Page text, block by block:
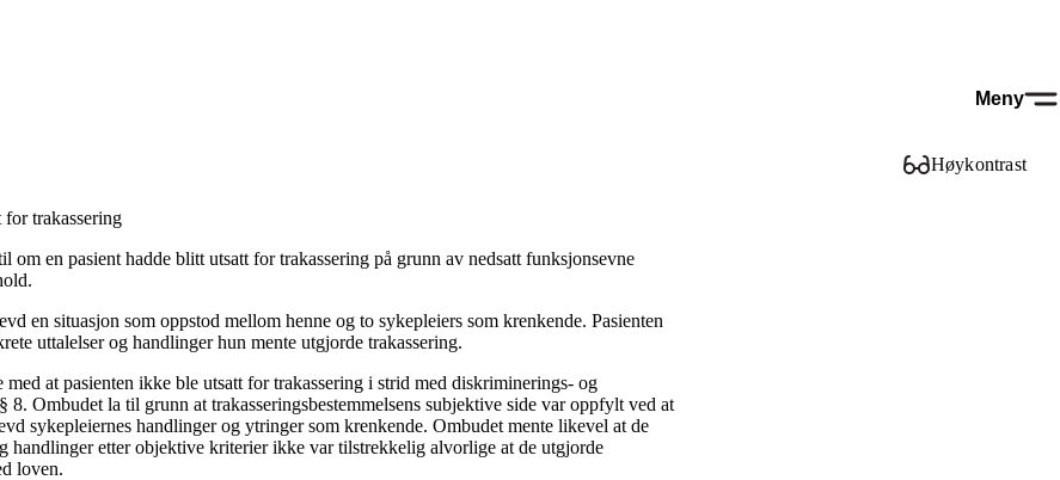
Meny
Høykontrast
for trakassering
om en pasient hadde blitt utsatt for trakassering på grunn av nedsatt funksjonsevne
en situasjon som oppstod mellom henne og to sykepleiers som krenkende. Pasienten
uttalelser og handlinger hun mente utgjorde trakassering.
at pasienten ikke ble utsatt for trakassering i strid med diskriminerings- og
8. Ombudet la til grunn at trakasseringsbestemmelsens subjektive side var oppfylt ved at
sykepleiernes handlinger og ytringer som krenkende. Ombudet mente likevel at de
handlinger etter objektive kriterier ikke var tilstrekkelig alvorlige at de utgjorde
loven.